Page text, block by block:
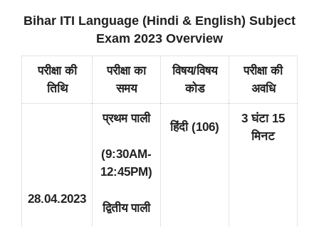
Bihar ITI Language (Hindi & English) Subject
Exam 2023 Overview
परीक्षा की
तिथि
परीक्षा का
समय
विषय/विषय
कोड
परीक्षा की
अवधि
28.04.2023
प्रथम पाली
(9:30AM-
12:45PM)
द्वितीय पाली
हिंदी (106)
3 घंटा 15
मिनट